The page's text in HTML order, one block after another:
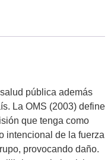
pública además
La OMS (2003) define
que tenga como
intencional de la fuerza
provocando daño.